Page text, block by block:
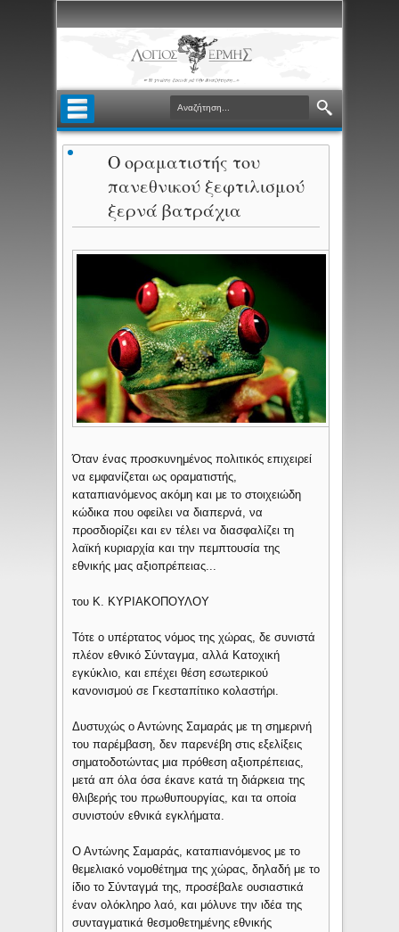
Ο οραματιστής του
πανεθνικού ξεφτιλισμού
ξερνά βατράχια
Όταν ένας προσκυνημένος πολιτικός επιχειρεί
να εμφανίζεται ως οραματιστής,
καταπιανόμενος ακόμη και με το στοιχειώδη
κώδικα που οφείλει να διαπερνά, να
προσδιορίζει και εν τέλει να διασφαλίζει τη
λαϊκή κυριαρχία και την πεμπτουσία της
εθνικής μας αξιοπρέπειας...
του Κ. ΚΥΡΙΑΚΟΠΟΥΛΟΥ
Τότε ο υπέρτατος νόμος της χώρας, δε συνιστά
πλέον εθνικό Σύνταγμα, αλλά Κατοχική
εγκύκλιο, και επέχει θέση εσωτερικού
κανονισμού σε Γκεσταπίτικο κολαστήρι.
Δυστυχώς ο Αντώνης Σαμαράς με τη σημερινή
του παρέμβαση, δεν παρενέβη στις εξελίξεις
σηματοδοτώντας μια πρόθεση αξιοπρέπειας,
μετά απ όλα όσα έκανε κατά τη διάρκεια της
θλιβερής του πρωθυπουργίας, και τα οποία
συνιστούν εθνικά εγκλήματα.
Ο Αντώνης Σαμαράς, καταπιανόμενος με το
θεμελιακό νομοθέτημα της χώρας, δηλαδή με το
ίδιο το Σύνταγμά της, προσέβαλε ουσιαστικά
έναν ολόκληρο λαό, και μόλυνε την ιδέα της
συνταγματικά θεσμοθετημένης εθνικής